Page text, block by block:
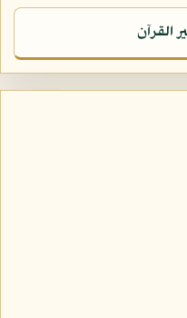
القرآن